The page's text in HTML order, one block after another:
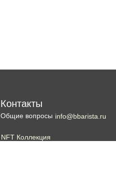
Контакты
Общие вопросы info@bbarista.ru
NFT Коллекция